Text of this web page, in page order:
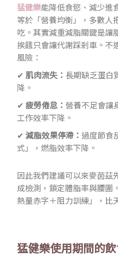
猛健樂能降低食慾、減少進
等於「營養均衡」，多數人
吃。其實減重減脂關鍵是讓
挨餓只會讓代謝踩剎車。不
風險：
✔ 肌肉流失： 長期缺乏蛋白
降。
✔ 疲勞倦怠： 營養不足會讓
工作效率下降。
✔ 減脂效果停滯： 過度節食
式」，燃脂效率下降。
因此我們建議可以來麥茵
成檢測，鎖定體脂率與腰圍
熱量赤字＋阻力訓練」，比
猛健樂使用期間的